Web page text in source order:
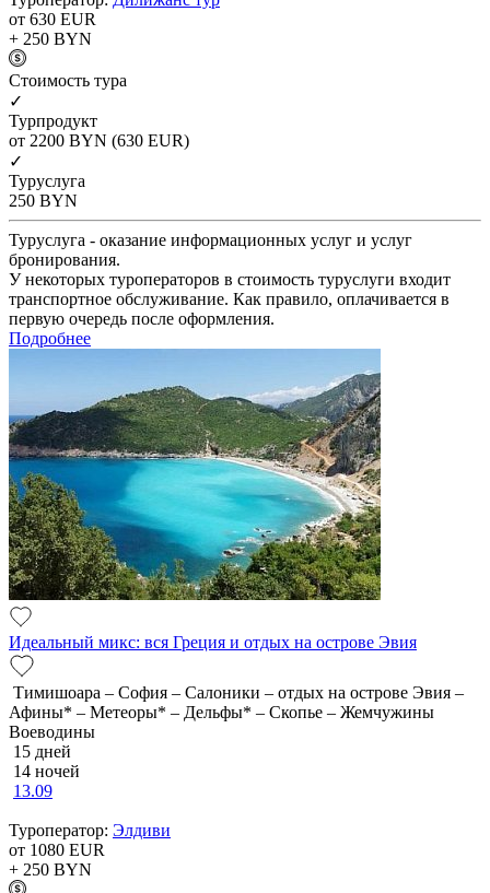
от 630 EUR
+ 250 BYN
Cтоимость тура
✓
Турпродукт
от 2200 BYN (630 EUR)
✓
Туруслуга
250 BYN
Туруслуга - оказание информационных услуг и услуг
бронирования.
У некоторых туроператоров в стоимость туруслуги входит
транспортное обслуживание. Как правило, оплачивается в
первую очередь после оформления.
Подробнее
Идеальный микс: вся Греция и отдых на острове Эвия
Тимишоара – София – Салоники – отдых на острове Эвия –
Афины* – Метеоры* – Дельфы* – Скопье – Жемчужины
Воеводины
15 дней
14 ночей
13.09
Туроператор: Элдиви
от 1080 EUR
+ 250 BYN